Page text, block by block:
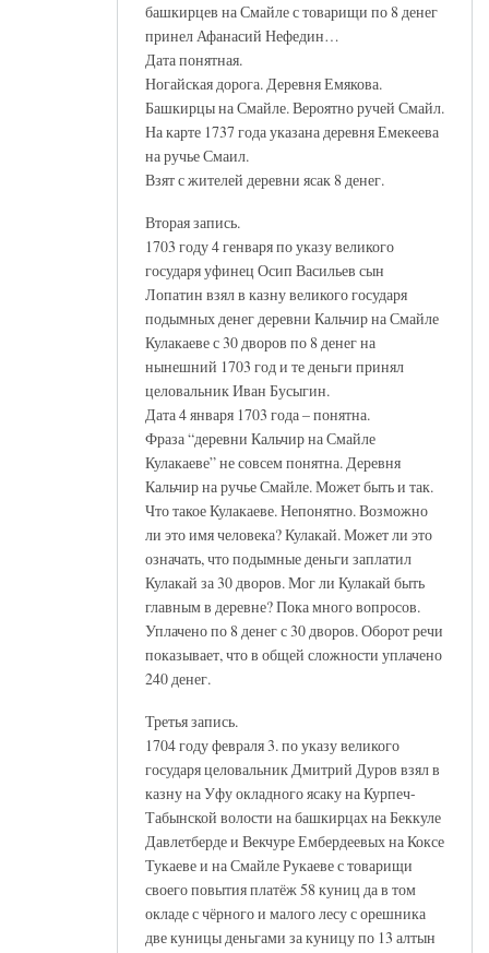
башкирцев на Смайле с товарищи по 8 денег
принел Афанасий Нефедин…
Дата понятная.
Ногайская дорога. Деревня Емякова.
Башкирцы на Смайле. Вероятно ручей Смайл.
На карте 1737 года указана деревня Емекеева
на ручье Смаил.
Взят с жителей деревни ясак 8 денег.
Вторая запись.
1703 году 4 генваря по указу великого
государя уфинец Осип Васильев сын
Лопатин взял в казну великого государя
подымных денег деревни Кальчир на Смайле
Кулакаеве с 30 дворов по 8 денег на
нынешний 1703 год и те деньги принял
целовальник Иван Бусыгин.
Дата 4 января 1703 года – понятна.
Фраза “деревни Кальчир на Смайле
Кулакаеве” не совсем понятна. Деревня
Кальчир на ручье Смайле. Может быть и так.
Что такое Кулакаеве. Непонятно. Возможно
ли это имя человека? Кулакай. Может ли это
означать, что подымные деньги заплатил
Кулакай за 30 дворов. Мог ли Кулакай быть
главным в деревне? Пока много вопросов.
Уплачено по 8 денег с 30 дворов. Оборот речи
показывает, что в общей сложности уплачено
240 денег.
Третья запись.
1704 году февраля 3. по указу великого
государя целовальник Дмитрий Дуров взял в
казну на Уфу окладного ясаку на Курпеч-
Табынской волости на башкирцах на Беккуле
Давлетберде и Векчуре Ембердеевых на Коксе
Тукаеве и на Смайле Рукаеве с товарищи
своего повытия платёж 58 куниц да в том
окладе с чёрного и малого лесу с орешника
две куницы деньгами за куницу по 13 алтын